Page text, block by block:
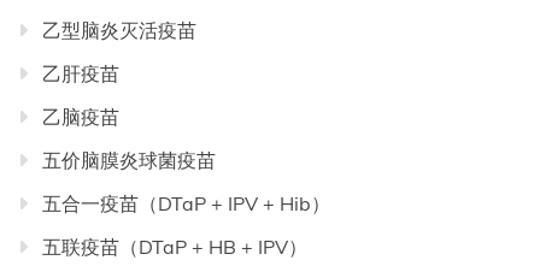
乙型脑炎灭活疫苗
乙肝疫苗
乙脑疫苗
五价脑膜炎球菌疫苗
五合一疫苗（DTaP + IPV + Hib）
五联疫苗（DTaP + HB + IPV）